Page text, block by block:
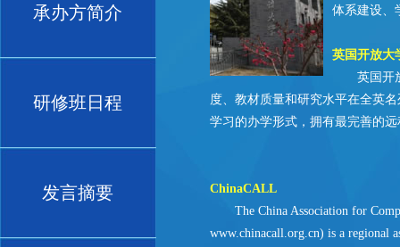
体系建设、
英国开放大
英国开放
度、教材质量和研究水平在全英
学习的办学形式，拥有最完善的
ChinaCALL
The China Association for
www.chinacall.org.cn) is a regional
承办方简介
研修班日程
发言摘要